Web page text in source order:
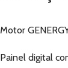
Motor
Painel digital